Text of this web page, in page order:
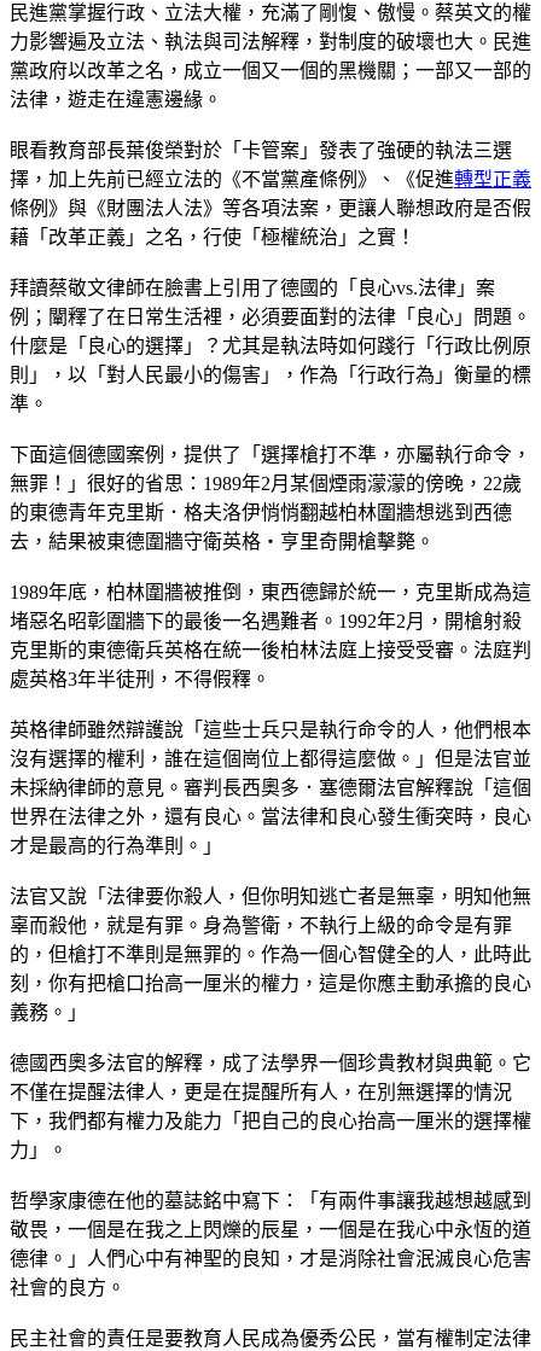
民進黨掌握行政、立法大權，充滿了剛愎、傲慢。蔡英文的權
力影響遍及立法、執法與司法解釋，對制度的破壞也大。民進
黨政府以改革之名，成立一個又一個的黑機關；一部又一部的
法律，遊走在違憲邊緣。
眼看教育部長葉俊榮對於「卡管案」發表了強硬的執法三選
擇，加上先前已經立法的《不當黨產條例》、《促進轉型正義
條例》與《財團法人法》等各項法案，更讓人聯想政府是否假
藉「改革正義」之名，行使「極權統治」之實！
拜讀蔡敬文律師在臉書上引用了德國的「良心vs.法律」案
例；闡釋了在日常生活裡，必須要面對的法律「良心」問題。
什麼是「良心的選擇」？尤其是執法時如何踐行「行政比例原
則」，以「對人民最小的傷害」，作為「行政行為」衡量的標
準。
下面這個德國案例，提供了「選擇槍打不準，亦屬執行命令，
無罪！」很好的省思：1989年2月某個煙雨濛濛的傍晚，22歲
的東德青年克里斯．格夫洛伊悄悄翻越柏林圍牆想逃到西德
去，結果被東德圍牆守衛英格‧亨里奇開槍擊斃。
1989年底，柏林圍牆被推倒，東西德歸於統一，克里斯成為這
堵惡名昭彰圍牆下的最後一名遇難者。1992年2月，開槍射殺
克里斯的東德衛兵英格在統一後柏林法庭上接受受審。法庭判
處英格3年半徒刑，不得假釋。
英格律師雖然辯護說「這些士兵只是執行命令的人，他們根本
沒有選擇的權利，誰在這個崗位上都得這麼做。」但是法官並
未採納律師的意見。審判長西奧多．塞德爾法官解釋說「這個
世界在法律之外，還有良心。當法律和良心發生衝突時，良心
才是最高的行為準則。」
法官又說「法律要你殺人，但你明知逃亡者是無辜，明知他無
辜而殺他，就是有罪。身為警衛，不執行上級的命令是有罪
的，但槍打不準則是無罪的。作為一個心智健全的人，此時此
刻，你有把槍口抬高一厘米的權力，這是你應主動承擔的良心
義務。」
德國西奧多法官的解釋，成了法學界一個珍貴教材與典範。它
不僅在提醒法律人，更是在提醒所有人，在別無選擇的情況
下，我們都有權力及能力「把自己的良心抬高一厘米的選擇權
力」。
哲學家康德在他的墓誌銘中寫下：「有兩件事讓我越想越感到
敬畏，一個是在我之上閃爍的辰星，一個是在我心中永恆的道
德律。」人們心中有神聖的良知，才是消除社會泯滅良心危害
社會的良方。
民主社會的責任是要教育人民成為優秀公民，當有權制定法律